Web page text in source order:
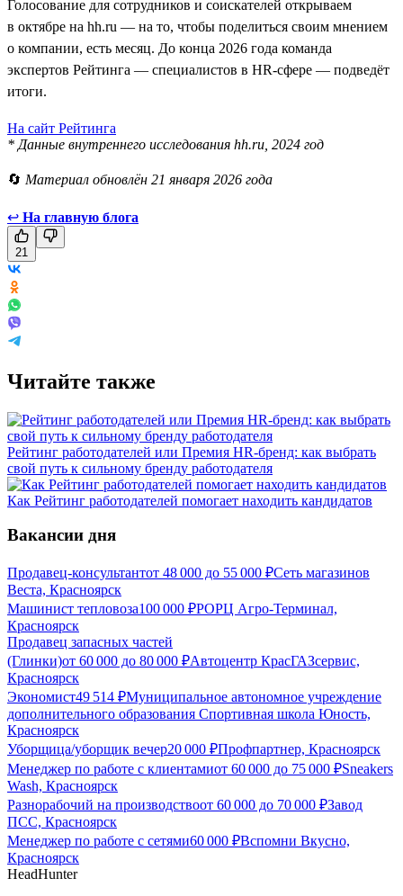
Голосование для сотрудников и соискателей открываем
в октябре на hh.ru — на то, чтобы поделиться своим мнением
о компании, есть месяц. До конца 2026 года команда
экспертов Рейтинга — специалистов в HR-сфере — подведёт
итоги.
На сайт Рейтинга
* Данные внутреннего исследования hh.ru, 2024 год
🔄 Материал обновлён 21 января 2026 года
↩ На главную блога
21
Читайте также
Рейтинг работодателей или Премия HR-бренд: как выбрать
свой путь к сильному бренду работодателя
Как Рейтинг работодателей помогает находить кандидатов
Вакансии дня
Продавец-консультантот 48 000 до 55 000 ₽Сеть магазинов
Веста, Красноярск
Машинист тепловоза100 000 ₽РОРЦ Агро-Терминал,
Красноярск
Продавец запасных частей
(Глинки)от 60 000 до 80 000 ₽Автоцентр КрасГАЗсервис,
Красноярск
Экономист49 514 ₽Муниципальное автономное учреждение
дополнительного образования Спортивная школа Юность,
Красноярск
Уборщица/уборщик вечер20 000 ₽Профпартнер, Красноярск
Менеджер по работе с клиентамиот 60 000 до 75 000 ₽Sneakers
Wash, Красноярск
Разнорабочий на производствоот 60 000 до 70 000 ₽Завод
ПСС, Красноярск
Менеджер по работе с сетями60 000 ₽Вспомни Вкусно,
Красноярск
HeadHunter